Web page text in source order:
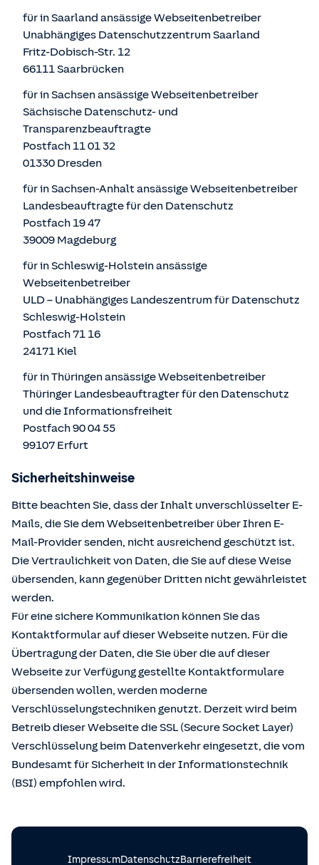
für in Saarland ansässige Webseitenbetreiber
Unabhängiges Datenschutzzentrum Saarland
Fritz-Dobisch-Str. 12
66111 Saarbrücken
für in Sachsen ansässige Webseitenbetreiber
Sächsische Datenschutz- und
Transparenzbeauftragte
Postfach 11 01 32
01330 Dresden
für in Sachsen-Anhalt ansässige Webseitenbetreiber
Landesbeauftragte für den Datenschutz
Postfach 19 47
39009 Magdeburg
für in Schleswig-Holstein ansässige
Webseitenbetreiber
ULD – Unabhängiges Landeszentrum für Datenschutz
Schleswig-Holstein
Postfach 71 16
24171 Kiel
für in Thüringen ansässige Webseitenbetreiber
Thüringer Landesbeauftragter für den Datenschutz
und die Informationsfreiheit
Postfach 90 04 55
99107 Erfurt
Sicherheitshinweise
Bitte beachten Sie, dass der Inhalt unverschlüsselter E-
Mails, die Sie dem Webseitenbetreiber über Ihren E-
Mail-Provider senden, nicht ausreichend geschützt ist.
Die Vertraulichkeit von Daten, die Sie auf diese Weise
übersenden, kann gegenüber Dritten nicht gewährleistet
werden.
Für eine sichere Kommunikation können Sie das
Kontaktformular auf dieser Webseite nutzen. Für die
Übertragung der Daten, die Sie über die auf dieser
Webseite zur Verfügung gestellte Kontaktformulare
übersenden wollen, werden moderne
Verschlüsselungstechniken genutzt. Derzeit wird beim
Betreib dieser Webseite die SSL (Secure Socket Layer)
Verschlüsselung beim Datenverkehr eingesetzt, die vom
Bundesamt für Sicherheit in der Informationstechnik
(BSI) empfohlen wird.
ImpressumDatenschutzBarrierefreiheit